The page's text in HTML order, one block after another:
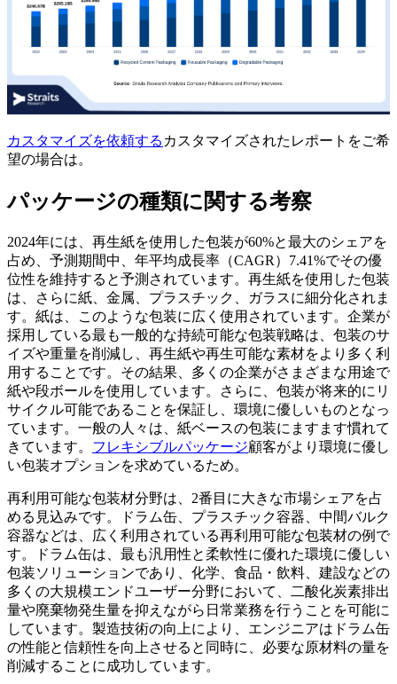
カスタマイズを依頼する カスタマイズされたレポートをご希
望の場合は。
パッケージの種類に関する考察
2024年には、再生紙を使用した包装が60%と最大のシェアを
占め、予測期間中、年平均成長率（CAGR）7.41%でその優
位性を維持すると予測されています。再生紙を使用した包装
は、さらに紙、金属、プラスチック、ガラスに細分化されま
す。紙は、このような包装に広く使用されています。企業が
採用している最も一般的な持続可能な包装戦略は、包装のサ
イズや重量を削減し、再生紙や再生可能な素材をより多く利
用することです。その結果、多くの企業がさまざまな用途で
紙や段ボールを使用しています。さらに、包装が将来的にリ
サイクル可能であることを保証し、環境に優しいものとなっ
ています。一般の人々は、紙ベースの包装にますます慣れて
きています。 フレキシブルパッケージ顧客がより環境に優し
い包装オプションを求めているため。
再利用可能な包装材分野は、2番目に大きな市場シェアを占
める見込みです。ドラム缶、プラスチック容器、中間バルク
容器などは、広く利用されている再利用可能な包装材の例で
す。ドラム缶は、最も汎用性と柔軟性に優れた環境に優しい
包装ソリューションであり、化学、食品・飲料、建設などの
多くの大規模エンドユーザー分野において、二酸化炭素排出
量や廃棄物発生量を抑えながら日常業務を行うことを可能に
しています。製造技術の向上により、エンジニアはドラム缶
の性能と信頼性を向上させると同時に、必要な原材料の量を
削減することに成功しています。